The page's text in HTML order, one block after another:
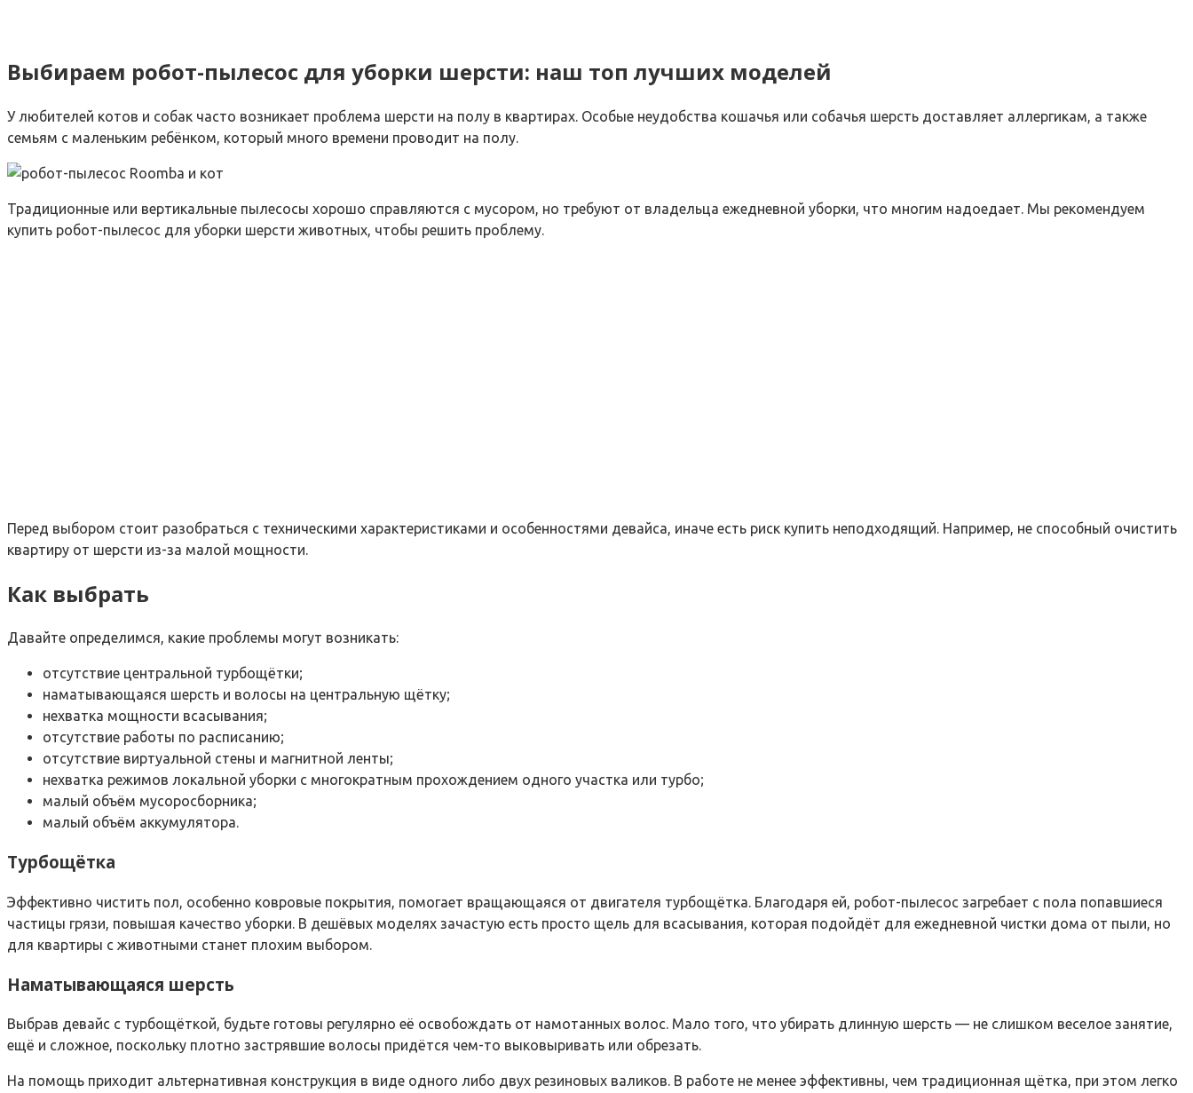
Выбираем робот-пылесос для уборки шерсти: наш топ лучших моделей
У любителей котов и собак часто возникает проблема шерсти на полу в квартирах. Особые неудобства кошачья или собачья шерсть доставляет аллергикам, а также
семьям с маленьким ребёнком, который много времени проводит на полу.
Традиционные или вертикальные пылесосы хорошо справляются с мусором, но требуют от владельца ежедневной уборки, что многим надоедает. Мы рекомендуем
купить робот-пылесос для уборки шерсти животных, чтобы решить проблему.
Перед выбором стоит разобраться с техническими характеристиками и особенностями девайса, иначе есть риск купить неподходящий. Например, не способный очистить
квартиру от шерсти из-за малой мощности.
Как выбрать
Давайте определимся, какие проблемы могут возникать:
отсутствие центральной турбощётки;
наматывающаяся шерсть и волосы на центральную щётку;
нехватка мощности всасывания;
отсутствие работы по расписанию;
отсутствие виртуальной стены и магнитной ленты;
нехватка режимов локальной уборки с многократным прохождением одного участка или турбо;
малый объём мусоросборника;
малый объём аккумулятора.
Турбощётка
Эффективно чистить пол, особенно ковровые покрытия, помогает вращающаяся от двигателя турбощётка. Благодаря ей, робот-пылесос загребает с пола попавшиеся
частицы грязи, повышая качество уборки. В дешёвых моделях зачастую есть просто щель для всасывания, которая подойдёт для ежедневной чистки дома от пыли, но
для квартиры с животными станет плохим выбором.
Наматывающаяся шерсть
Выбрав девайс с турбощёткой, будьте готовы регулярно её освобождать от намотанных волос. Мало того, что убирать длинную шерсть — не слишком веселое занятие,
ещё и сложное, поскольку плотно застрявшие волосы придётся чем-то выковыривать или обрезать.
На помощь приходит альтернативная конструкция в виде одного либо двух резиновых валиков. В работе не менее эффективны, чем традиционная щётка, при этом легко